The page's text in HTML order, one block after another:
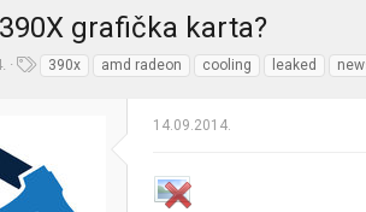
grafička karta?
e
390x amd radeon cooling leaked
14.09.2014.